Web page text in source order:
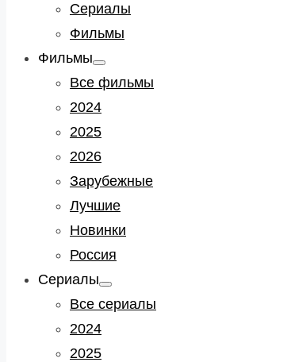
Сериалы
Фильмы
Фильмы
Show
sub
menu
Все фильмы
2024
2025
2026
Зарубежные
Лучшие
Новинки
Россия
Сериалы
Show
sub
menu
Все сериалы
2024
2025